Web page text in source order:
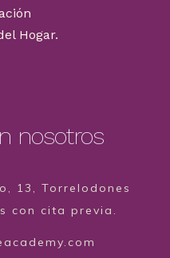
Hogar.
nosotros
13, Torrelodones
con cita previa.